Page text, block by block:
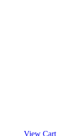
View Cart